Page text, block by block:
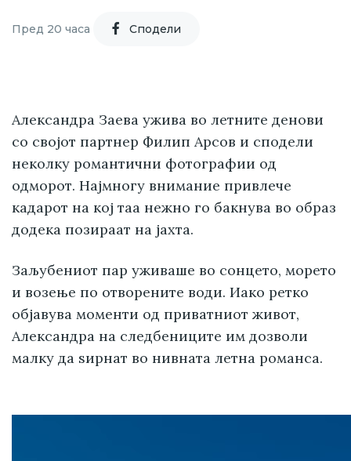
Пред 20 часа Cподели
Александра Заева ужива во летните денови
со својот партнер Филип Арсов и сподели
неколку романтични фотографии од
одморот. Најмногу внимание привлече
кадарот на кој таа нежно го бакнува во образ
додека позираат на јахта.
Заљубениот пар уживаше во сонцето, морето
и возење по отворените води. Иако ретко
објавува моменти од приватниот живот,
Александра на следбениците им дозволи
малку да ѕирнат во нивната летна романса.